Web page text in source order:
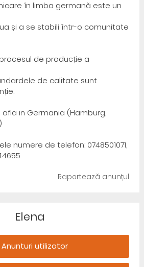
în limba germană este un
și a se stabili într-o comunitate
de producție a
de calitate sunt
in Germania (Hamburg,
numere de telefon: 0748501071,
Raportează anunțul
Elena
Anunturi utilizator